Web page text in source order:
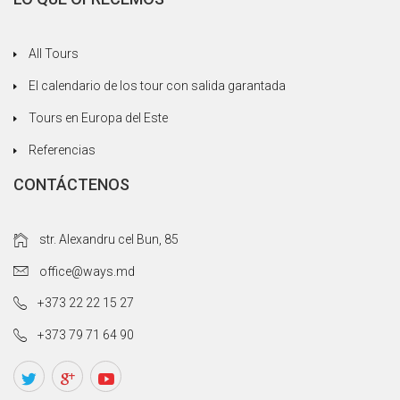
All Tours
El calendario de los tour con salida garantada
Tours en Europa del Este
Referencias
CONTÁCTENOS
str. Alexandru cel Bun, 85
office@ways.md
+373 22 22 15 27
+373 79 71 64 90